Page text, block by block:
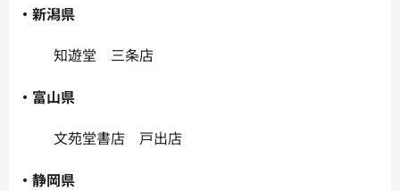
・新潟県
知遊堂 三条店
・富山県
文苑堂書店 戸出店
・静岡県